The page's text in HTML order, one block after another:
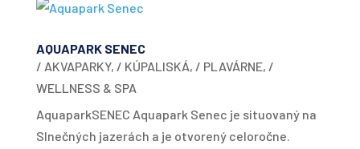
AQUAPARK SENEC
/ AKVAPARKY, / KÚPALISKÁ, / PLAVÁRNE, /
WELLNESS & SPA
AquaparkSENEC Aquapark Senec je situovaný na
Slnečných jazerách a je otvorený celoročne.